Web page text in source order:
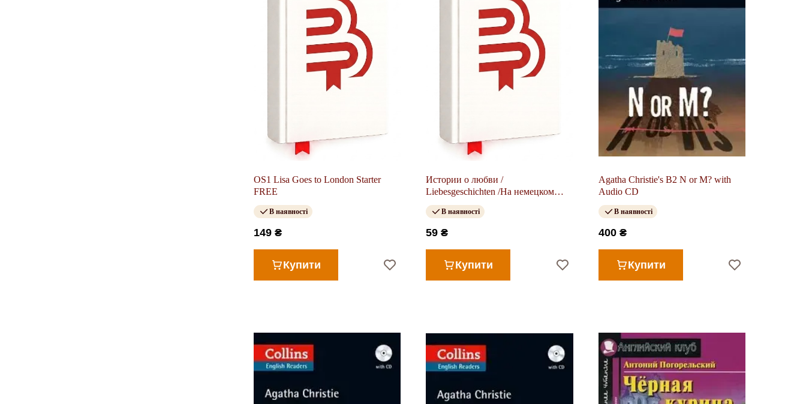
OS1 Lisa Goes to London Starter
FREE
В наявності
149 ₴
Купити
Истории о любви /
Liebesgeschichten /На немецком
языке.
В наявності
59 ₴
Купити
Agatha Christie's B2 N or M? with
Audio CD
В наявності
400 ₴
Купити